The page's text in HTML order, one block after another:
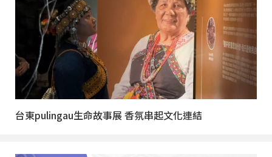
台東pulingau生命故事展 香氛串起文化連結